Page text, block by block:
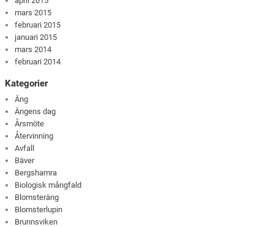
mars 2015
februari 2015
januari 2015
mars 2014
februari 2014
Kategorier
Äng
Ängens dag
Årsmöte
Återvinning
Avfall
Bäver
Bergshamra
Biologisk mångfald
Blomsteräng
Blomsterlupin
Brunnsviken